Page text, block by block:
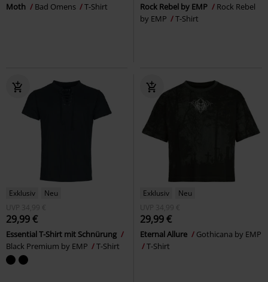
Moth Bad Omens T-Shirt Rock Rebel by EMP
Rock Rebel
by EMP
T-Shirt
Exklusiv
Neu
UVP
34,99 €
29,99 €
Essential T-Shirt mit Schnürung
Black Premium by EMP
T-Shirt
Exklusiv
Neu
UVP
34,99 €
29,99 €
Eternal Allure
Gothicana by EMP
T-Shirt